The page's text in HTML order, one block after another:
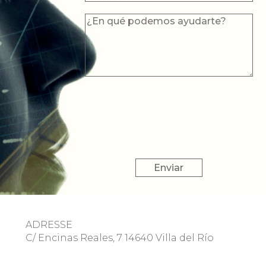
ADRESSE
C/ Encinas Reales, 7 14640 Villa del Río